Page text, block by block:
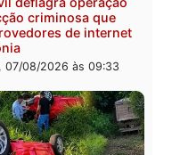
sexta-feira, 07/08/2026 às